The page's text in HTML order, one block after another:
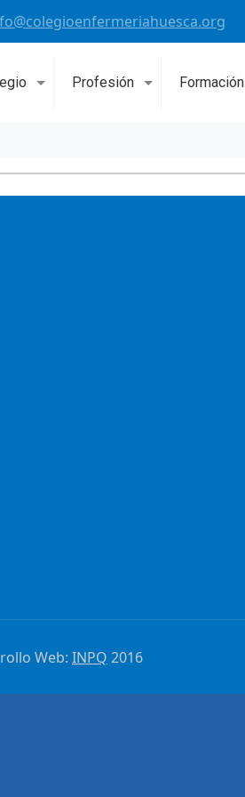
Profesión Formación
Web: INPQ 2016